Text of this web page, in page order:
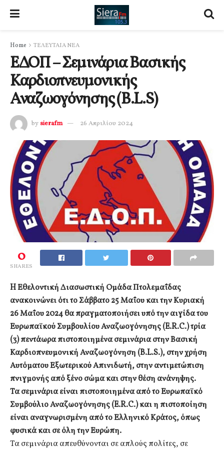
Home ΤΕΛΕΥΤΑΙΑ ΝΕΑ
ΕΔΟΠ – Σεμινάρια Βασικής
Καρδιοπνευμονικής
Αναζωογόνησης (B.L.S)
by sierafm 26 Απριλίου 2024
0
SHARES
H Εθελοντική Διασωστική Ομάδα Πτολεμαΐδας
ανακοινώνει ότι το Σάββατο 25 Μαΐου και την Κυριακή
26 Μαΐου 2024 θα πραγματοποιήσει υπό την αιγίδα του
Ευρωπαϊκού Συμβουλίου Αναζωογόνησης (E.R.C.) τρία
(3) πεντάωρα πιστοποιημένα σεμινάρια στην Βασική
Καρδιοπνευμονική Αναζωογόνηση (B.L.S.), στην χρήση
Αυτόματου Εξωτερικού Απινιδωτή, στην αντιμετώπιση
πνιγμονής από ξένο σώμα και στην θέση ανάνηψης.
Τα σεμινάρια είναι πιστοποιημένα από το Ευρωπαϊκό
Συμβούλιο Αναζωογόνησης (E.R.C.) και η πιστοποίηση
είναι αναγνωρισμένη από το Ελληνικό Κράτος, όπως
φυσικά και σε όλη την Ευρώπη.
Τα σεμινάρια απευθύνονται σε απλούς πολίτες, σε